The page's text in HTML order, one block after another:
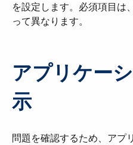
を設定します。必須項目は
って異なります。
アプリケー
示
問題を確認するため、アプ